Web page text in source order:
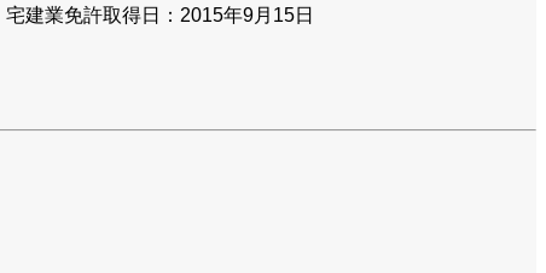
建業免許取得日：2015年9月15日